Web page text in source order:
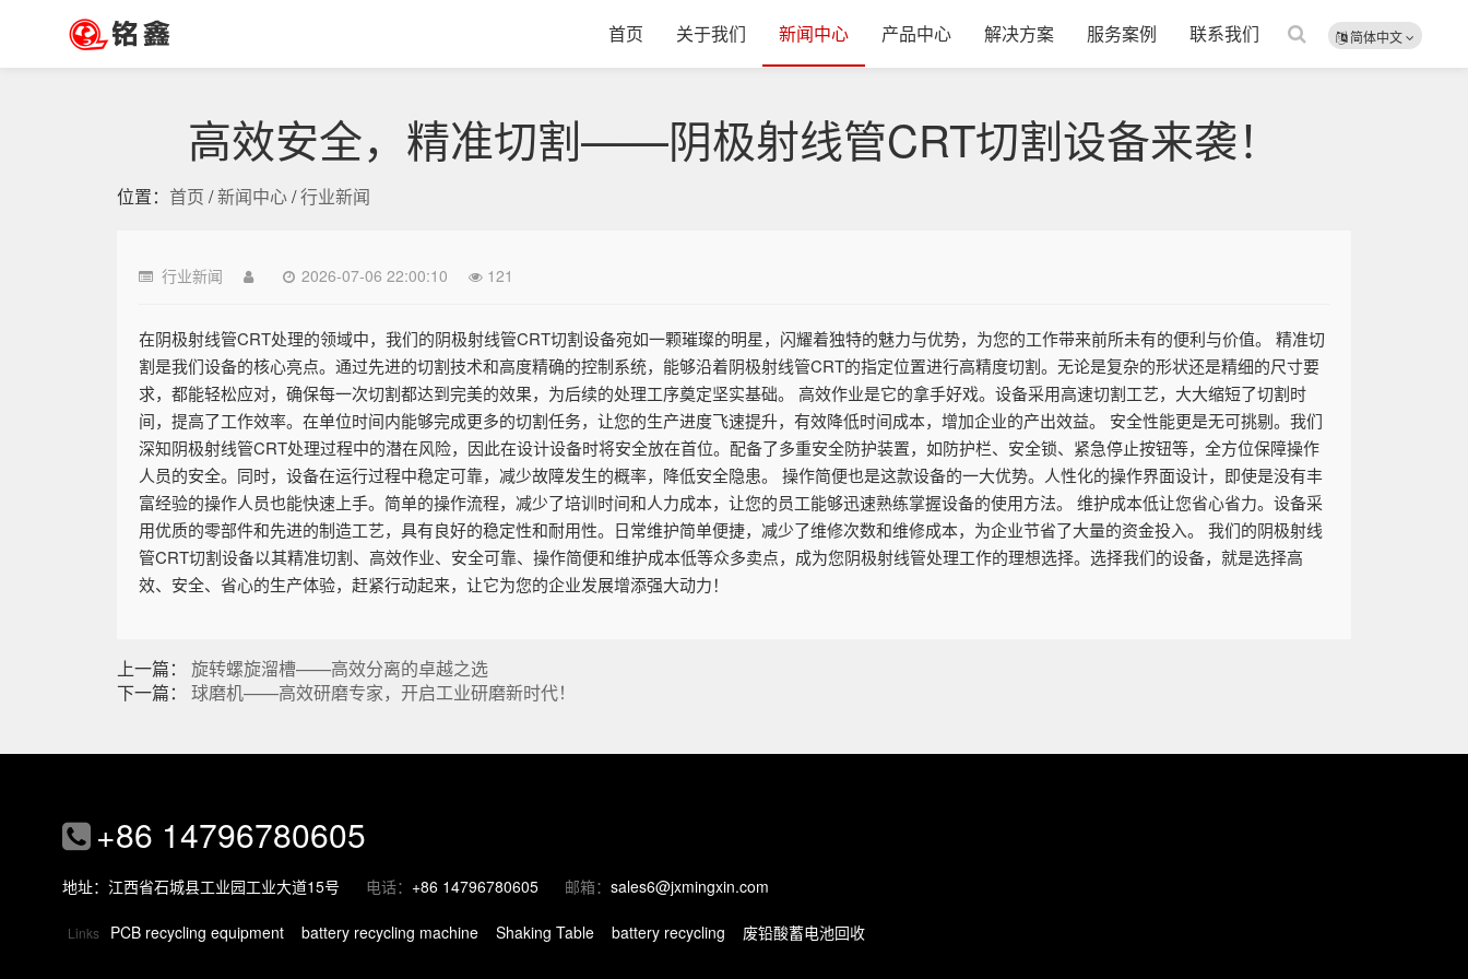
简体中文
首页 关于我们 新闻中心 产品中心 解决方案 服务案例 联系我们
高效安全，精准切割——阴极射线管CRT切割设备来袭！
位置： 首页 /新闻中心/行业新闻
行业新闻 2026-07-06 22:00:10 121
在阴极射线管CRT处理的领域中，我们的阴极射线管CRT切割设备宛如一颗璀璨的明星，闪耀着独特的魅力与优势，为您的工作带来前所未有的便利与价值。 精准切
割是我们设备的核心亮点。通过先进的切割技术和高度精确的控制系统，能够沿着阴极射线管CRT的指定位置进行高精度切割。无论是复杂的形状还是精细的尺寸要
求，都能轻松应对，确保每一次切割都达到完美的效果，为后续的处理工序奠定坚实基础。 高效作业是它的拿手好戏。设备采用高速切割工艺，大大缩短了切割时
间，提高了工作效率。在单位时间内能够完成更多的切割任务，让您的生产进度飞速提升，有效降低时间成本，增加企业的产出效益。 安全性能更是无可挑剔。我们
深知阴极射线管CRT处理过程中的潜在风险，因此在设计设备时将安全放在首位。配备了多重安全防护装置，如防护栏、安全锁、紧急停止按钮等，全方位保障操作
人员的安全。同时，设备在运行过程中稳定可靠，减少故障发生的概率，降低安全隐患。 操作简便也是这款设备的一大优势。人性化的操作界面设计，即使是没有丰
富经验的操作人员也能快速上手。简单的操作流程，减少了培训时间和人力成本，让您的员工能够迅速熟练掌握设备的使用方法。 维护成本低让您省心省力。设备采
用优质的零部件和先进的制造工艺，具有良好的稳定性和耐用性。日常维护简单便捷，减少了维修次数和维修成本，为企业节省了大量的资金投入。 我们的阴极射线
管CRT切割设备以其精准切割、高效作业、安全可靠、操作简便和维护成本低等众多卖点，成为您阴极射线管处理工作的理想选择。选择我们的设备，就是选择高
效、安全、省心的生产体验，赶紧行动起来，让它为您的企业发展增添强大动力！
上一篇： 旋转螺旋溜槽——高效分离的卓越之选
下一篇： 球磨机——高效研磨专家，开启工业研磨新时代！
+86 14796780605
地址：江西省石城县工业园工业大道15号 电话： +86 14796780605 邮箱： sales6@jxmingxin.com
Links PCB recycling equipment battery recycling machine Shaking Table battery recycling 废铅酸蓄电池回收